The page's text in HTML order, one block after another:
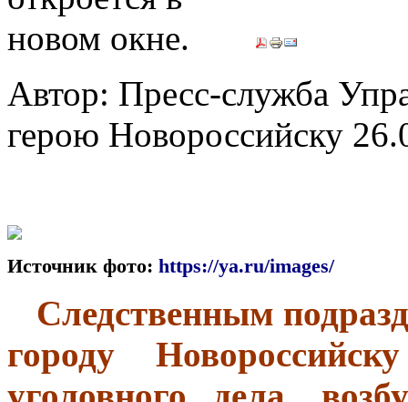
Автор: Пресс-служба
герою Новороссийску
Источник фото: https://ya.ru/images/
Следственным
городу